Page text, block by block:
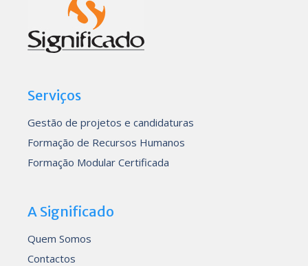
Serviços
Gestão de projetos e candidaturas
Formação de Recursos Humanos
Formação Modular Certificada
A Significado
Quem Somos
Contactos